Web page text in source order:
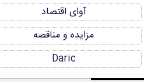
آوای اقتصاد
مزایده و مناقصه
Daric